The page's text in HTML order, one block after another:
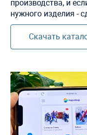
производства, и
нужного изделия -
Скачать